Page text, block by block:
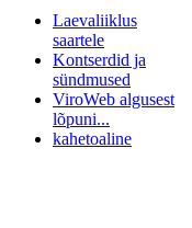
Laevaliiklus
saartele
Kontserdid ja
sündmused
ViroWeb algusest
lõpuni...
kahetoaline